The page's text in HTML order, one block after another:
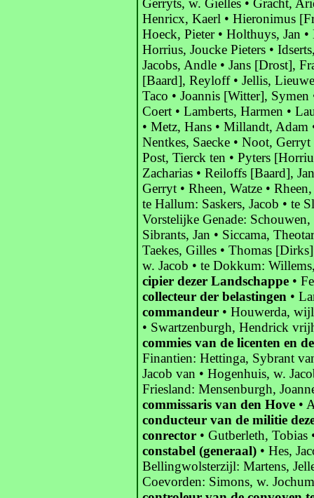
Gerryts, w. Gielles • Gracht,
Henricx, Kaerl • Hieronimus
Hoeck, Pieter • Holthuys, Jan
Horrius, Joucke Pieters •
Jacobs, Andle • Jans [Drost],
[Baard], Reyloff • Jellis,
Taco • Joannis [Witter], Symen
Coert • Lamberts, Harmen •
• Metz, Hans • Millandt,
Nentkes, Saecke • Noot,
Post, Tierck ten • Pyters
Zacharias • Reiloffs [Baard],
Gerryt • Rheen, Watze •
te Hallum: Saskers, Jacob • te
Vorstelijke Genade:
Sibrants, Jan • Siccama,
Taekes, Gilles • Thomas
w. Jacob • te Dokkum:
cipier dezer Landschappe •
collecteur der belastingen •
commandeur • Houwerda,
• Swartzenburgh, Hendrick
commies van de licenten en
Finantien: Hettinga, Sybrant
Jacob van • Hogenhuis, w.
Friesland: Mensenburgh,
commissaris van den Hove •
conducteur van de militie
conrector • Gutberleth, Tobias
constabel (generaal) • Hes,
Bellingwolsterzijl: Martens,
Coevorden: Simons, w.